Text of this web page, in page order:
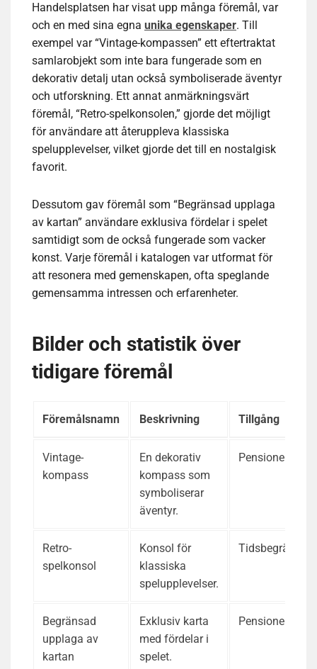
Handelsplatsen har visat upp många föremål, var
och en med sina egna unika egenskaper. Till
exempel var “Vintage-kompassen” ett eftertraktat
samlarobjekt som inte bara fungerade som en
dekorativ detalj utan också symboliserade äventyr
och utforskning. Ett annat anmärkningsvärt
föremål, “Retro-spelkonsolen,” gjorde det möjligt
för användare att återuppleva klassiska
spelupplevelser, vilket gjorde det till en nostalgisk
favorit.
Dessutom gav föremål som “Begränsad upplaga
av kartan” användare exklusiva fördelar i spelet
samtidigt som de också fungerade som vacker
konst. Varje föremål i katalogen var utformat för
att resonera med gemenskapen, ofta speglande
gemensamma intressen och erfarenheter.
Bilder och statistik över
tidigare föremål
Föremålsnamn Beskrivning Tillgång
Vintage-
kompass
En dekorativ
kompass som
symboliserar
äventyr.
Pensionerad
Retro-
spelkonsol
Konsol för
klassiska
spelupplevelser.
Tidsbegränsad
Begränsad
upplaga av
kartan
Exklusiv karta
med fördelar i
spelet.
Pensionerad